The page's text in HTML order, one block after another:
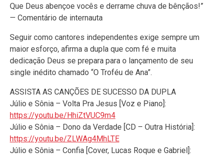
Que Deus abençoe vocês e derrame chuva de bênçãos!”
— Comentário de internauta
Seguir como cantores independentes exige sempre um
maior esforço, afirma a dupla que com fé e muita
dedicação Deus se prepara para o lançamento de seu
single inédito chamado “O Troféu de Ana”.
ASSISTA AS CANÇÕES DE SUCESSO DA DUPLA
Júlio e Sônia – Volta Pra Jesus [Voz e Piano]:
https://youtu.be/HhiZtVUC9m4
Júlio e Sônia – Dono da Verdade [CD – Outra História]:
https://youtu.be/ZLWAg4MhLTE
Júlio e Sônia – Confia [Cover, Lucas Roque e Gabriel]: